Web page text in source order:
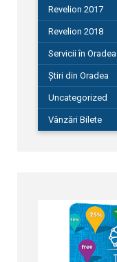
Revelion 2017
Revelion 2018
Servicii în Oradea
104
Știri din Oradea
1.127
Uncategorized
Vânzări Bilete